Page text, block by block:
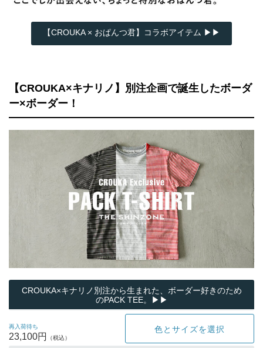
【CROUKA × おぱんつ君】コラボアイテム ▶▶
【CROUKA×キナリノ】別注企画で誕生したボーダ
ー×ボーダー！
CROUKA×キナリノ別注から生まれた、ボーダー好きのため
のPACK TEE。▶▶
再入荷待ち
23,100円
色とサイズを選択